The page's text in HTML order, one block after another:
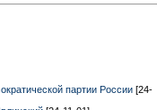
партии России [24-